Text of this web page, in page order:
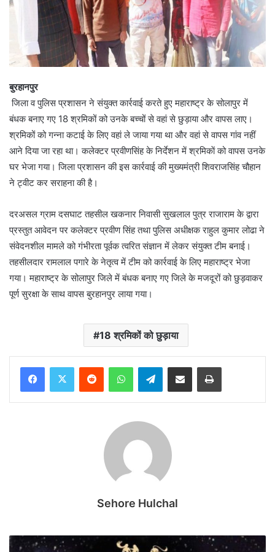
बुरहानपुर
जिला व पुलिस प्रशासन ने संयुक्त कार्रवाई करते हुए महाराष्ट्र के सोलापुर में
बंधक बनाए गए 18 श्रमिकों को उनके बच्चों से वहां से छुड़ाया और वापस लाए।
श्रमिकों को गन्ना कटाई के लिए वहां ले जाया गया था और वहां से वापस गांव नहीं
आने दिया जा रहा था। कलेक्टर प्रवीणसिंह के निर्देशन में श्रमिकाें को वापस उनके
घर भेजा गया। जिला प्रशासन की इस कार्रवाई की मुख्यमंत्री शिवराजसिंह चौहान
ने ट्वीट कर सराहना की है।
दरअसल ग्राम दसघाट तहसील खकनार निवासी सुखलाल पुत्र राजाराम के द्वारा
प्रस्तुत आवेदन पर कलेक्टर प्रवीण सिंह तथा पुलिस अधीक्षक राहुल कुमार लोढा ने
संवेदनशील मामले को गंभीरता पूर्वक त्वरित संज्ञान में लेकर संयुक्त टीम बनाई।
तहसीलदार रामलाल पगारे के नेतृत्व में टीम को कार्रवाई के लिए महाराष्ट्र भेजा
गया। महाराष्ट्र के सोलापुर जिले में बंधक बनाए गए जिले के मजदूरों को छुड़वाकर
पूर्ण सुरक्षा के साथ वापस बुरहानपुर लाया गया।
18 श्रमिकों को छुड़ाया
Telegram
Sehore Hulchal